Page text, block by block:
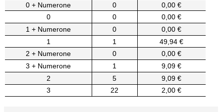
0 + Numerone
0
0,00 €
0
0
0,00 €
1 + Numerone
0
0,00 €
1
1
49,94 €
2 + Numerone
0
0,00 €
3 + Numerone
1
9,09 €
2
5
9,09 €
3
22 2,00 €